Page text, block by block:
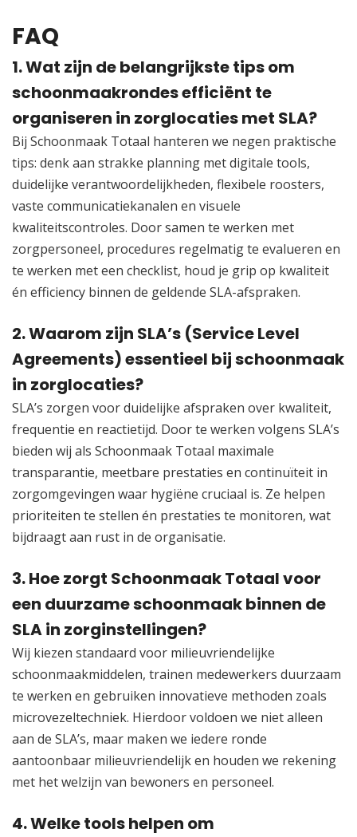
FAQ
1.​ Wat zijn de belangrijkste tips om
schoonmaakrondes efficiënt te
organiseren in zorglocaties met SLA?
Bij Schoonmaak Totaal hanteren we negen praktische
tips: denk aan strakke planning met digitale tools,
duidelijke verantwoordelijkheden, flexibele roosters,
vaste communicatiekanalen en visuele
kwaliteitscontroles.​ Door samen te werken met
zorgpersoneel, procedures regelmatig te evalueren en
te werken met een checklist, houd je grip op kwaliteit
én efficiency binnen de geldende SLA-afspraken.​
2.​ Waarom zijn SLA’s (Service Level
Agreements) essentieel bij schoonmaak
in zorglocaties?
SLA’s zorgen voor duidelijke afspraken over kwaliteit,
frequentie en reactietijd.​ Door te werken volgens SLA’s
bieden wij als Schoonmaak Totaal maximale
transparantie, meetbare prestaties en continuïteit in
zorgomgevingen waar hygiëne cruciaal is.​ Ze helpen
prioriteiten te stellen én prestaties te monitoren, wat
bijdraagt aan rust in de organisatie.​
3.​ Hoe zorgt Schoonmaak Totaal voor
een duurzame schoonmaak binnen de
SLA in zorginstellingen?
Wij kiezen standaard voor milieuvriendelijke
schoonmaakmiddelen, trainen medewerkers duurzaam
te werken en gebruiken innovatieve methoden zoals
microvezeltechniek.​ Hierdoor voldoen we niet alleen
aan de SLA’s, maar maken we iedere ronde
aantoonbaar milieuvriendelijk en houden we rekening
met het welzijn van bewoners en personeel.​
4.​ Welke tools helpen om